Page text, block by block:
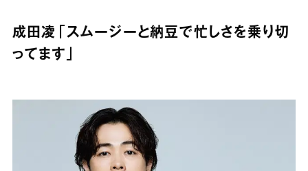
成田凌「スムージーと納豆で忙しさを乗り切
ってます」